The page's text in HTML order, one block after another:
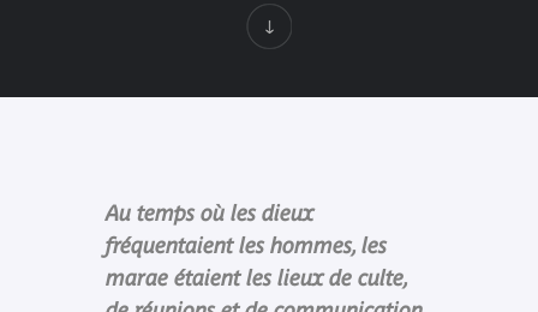
Au temps où les dieux
fréquentaient les hommes, les
marae étaient les lieux de culte,